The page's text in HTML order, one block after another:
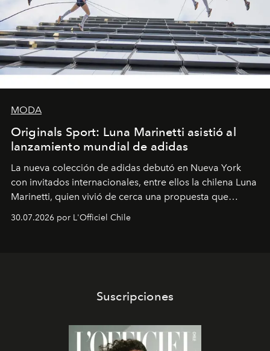
MODA
Originals Sport: Luna Marinetti asistió al
lanzamiento mundial de adidas
La nueva colección de adidas debutó en Nueva York
con invitados internacionales, entre ellos la chilena Luna
Marinetti, quien vivió de cerca una propuesta que
30.07.2026 por L'Officiel Chile
Suscripciones